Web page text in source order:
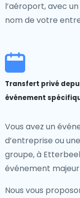
l’aéroport, avec
nom de votre
Transfert privé
événement
Vous avez un
d’entreprise ou
groupe, à
événement
Nous vous